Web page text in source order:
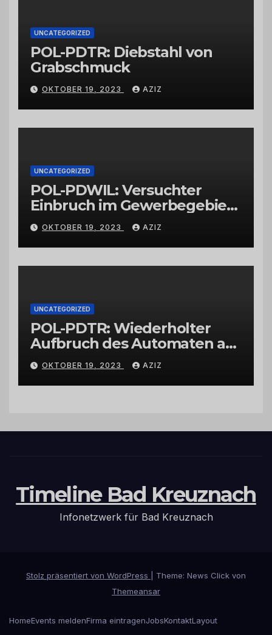
UNCATEGORIZED
POL-PDTR: Diebstahl von
Grabschmuck
OKTOBER 19, 2023 AZIZ
UNCATEGORIZED
POL-PDWIL: Versuchter
Einbruch im Gewerbegebiet
Wittlich
OKTOBER 19, 2023 AZIZ
UNCATEGORIZED
POL-PDTR: Wiederholter
Aufbruch des Automaten am
Wohnmobilstellplatz in
Hermeskeil am Labachweg
OKTOBER 19, 2023 AZIZ
Timeline Bad Kreuznach
Infonetzwerk für Bad Kreuznach
Stolz präsentiert von WordPress
Theme: News Click von
Themeansar
HomeEvents meldenFirma eintragenJobsKontaktLayout